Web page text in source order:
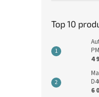
Top 10
4
6